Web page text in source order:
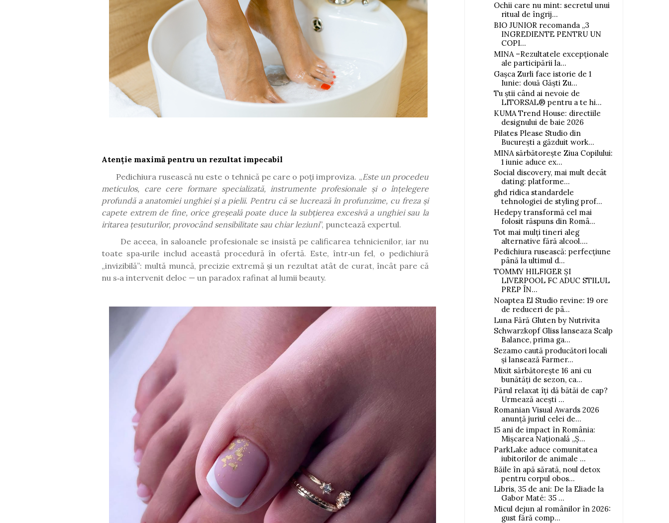
Atenție maximă pentru un rezultat impecabil
Pedichiura rusească nu este o tehnică pe care o poți improviza. „Este un procedeu
meticulos, care cere formare specializată, instrumente profesionale și o înțelegere
profundă a anatomiei unghiei și a pielii. Pentru că se lucrează în profunzime, cu freza și
capete extrem de fine, orice greșeală poate duce la subțierea excesivă a unghiei sau la
iritarea țesuturilor, provocând sensibilitate sau chiar leziuni”, punctează expertul.
De aceea, în saloanele profesionale se insistă pe calificarea tehnicienilor, iar nu
toate spa‑urile includ aceastăprocedură în ofertă. Este,într‑un fel, o pedichiură
„invizibilă”: multă muncă, precizie extremă și un rezultat atât de curat,încât pare că
nu s‑a intervenit deloc — un paradox rafinat al lumii beauty.
Ochii care nu mint: secretul unui
ritual de îngrij...
BIO JUNIOR recomanda „3
INGREDIENTE PENTRU UN
COPI...
MINA –Rezultatele excepționale
ale participării la...
Gașca Zurli face istorie de 1
Iunie: două Găști Zu...
Tu știi când ai nevoie de
LITORSAL® pentru a te hi...
KUMA Trend House: directiile
designului de baie 2026
Pilates Please Studio din
București a găzduit work...
MINA sărbătorește Ziua Copilului:
1 iunie aduce ex...
Social discovery, mai mult decât
dating: platforme...
ghd ridica standardele
tehnologiei de styling prof...
Hedepy transformă cel mai
folosit răspuns din Româ...
Tot mai mulți tineri aleg
alternative fără alcool....
Pedichiura rusească: perfecțiune
până la ultimul d...
TOMMY HILFIGER ȘI
LIVERPOOL FC ADUC STILUL
PREP ÎN...
Noaptea El Studio revine: 19 ore
de reduceri de pâ...
Luna Fără Gluten by Nutrivita
Schwarzkopf Gliss lanseaza Scalp
Balance, prima ga...
Sezamo caută producători locali
și lansează Farmer...
Mixit sărbătorește 16 ani cu
bunătăți de sezon, ca...
Părul relaxat îți dă bătăi de cap?
Urmează acești ...
Romanian Visual Awards 2026
anunță juriul celei de...
15 ani de impact în România:
Mișcarea Națională „Ș...
ParkLake aduce comunitatea
iubitorilor de animale ...
Băile în apă sărată, noul detox
pentru corpul obos...
Libris, 35 de ani: De la Eliade la
Gabor Maté: 35 ...
Micul dejun al românilor în 2026:
gust fără comp...